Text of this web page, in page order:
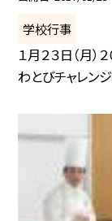
学校行事
１月２３日（月
わとびチャレン